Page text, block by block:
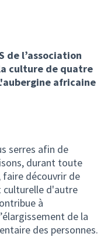
de l’association
culture de quatre
africaine
serres afin de
durant toute
faire découvrir de
culturelle d'autre
à
de la
des personnes.